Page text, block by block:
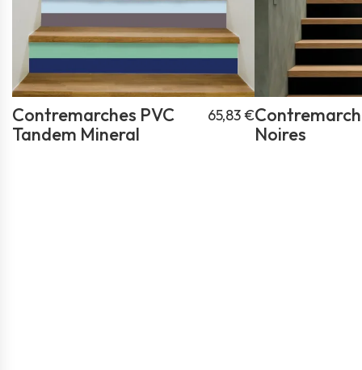
Contremarches PVC
Tandem Mineral
65,83 €
Noires